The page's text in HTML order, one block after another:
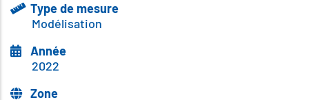
Type de mesure
Modélisation
Année
2022
Zone